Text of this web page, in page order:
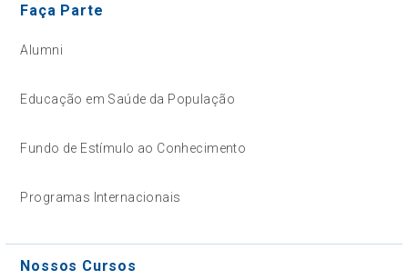
Faça Parte
Alumni
Educação em Saúde da População
Fundo de Estímulo ao Conhecimento
Programas Internacionais
Nossos Cursos